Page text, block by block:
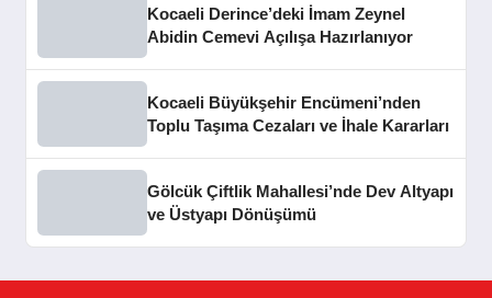
Kocaeli Derince’deki İmam Zeynel
Abidin Cemevi Açılışa Hazırlanıyor
Kocaeli Büyükşehir Encümeni’nden
Toplu Taşıma Cezaları ve İhale Kararları
Gölcük Çiftlik Mahallesi’nde Dev Altyapı
ve Üstyapı Dönüşümü